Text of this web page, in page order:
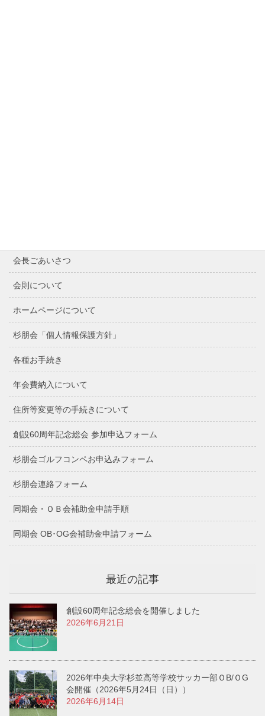
会長ごあいさつ
会則について
ホームページについて
杉朋会「個人情報保護方針」
各種お手続き
年会費納入について
住所等変更等の手続きについて
創設60周年記念総会 参加申込フォーム
杉朋会ゴルフコンペお申込みフォーム
杉朋会連絡フォーム
同期会・ＯＢ会補助金申請手順
同期会 OB･OG会補助金申請フォーム
最近の記事
創設60周年記念総会を開催しました
2026年6月21日
2026年中央大学杉並高等学校サッカー部ＯB/ＯG
会開催（2026年5月24日（日））
2026年6月14日